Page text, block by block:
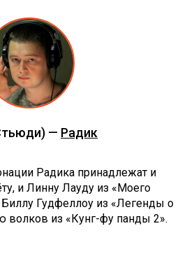
— Радик
Радика принадлежат и
и Линну Лауду из «Моего
Гудфеллоу из «Легенды о
волков из «Кунг-фу панды 2».